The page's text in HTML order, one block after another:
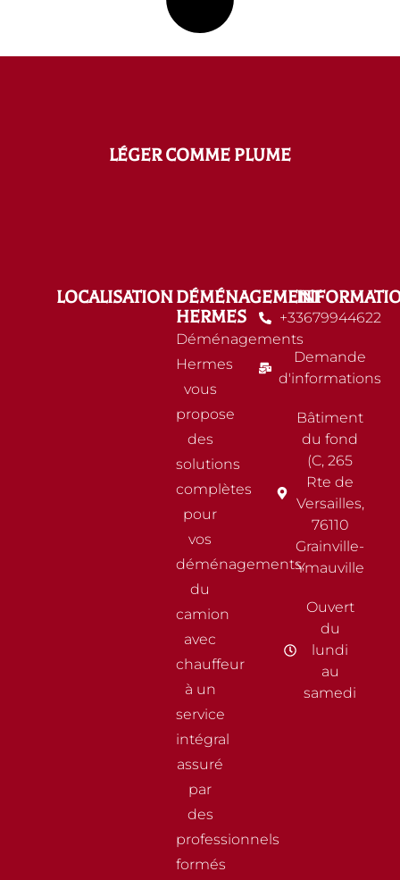
LÉGER COMME PLUME
LOCALISATIONDÉMÉNAGEMENT
HERMES
Déménagements
Hermes
vous
propose
des
solutions
complètes
pour
vos
déménagements,
du
camion
avec
chauffeur
à un
service
intégral
assuré
par
des
professionnels
formés
+33679944622
Demande
d'informations
Bâtiment
du fond
(C, 265
Rte de
Versailles,
76110
Grainville-
Ymauville
Ouvert
du
lundi
au
samedi